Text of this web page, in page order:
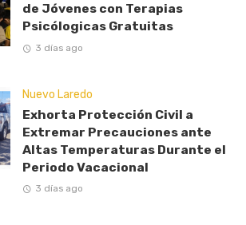
de Jóvenes con Terapias
Psicólogicas Gratuitas
3 días ago
Nuevo Laredo
Exhorta Protección Civil a
Extremar Precauciones ante
Altas Temperaturas Durante el
Periodo Vacacional
3 días ago